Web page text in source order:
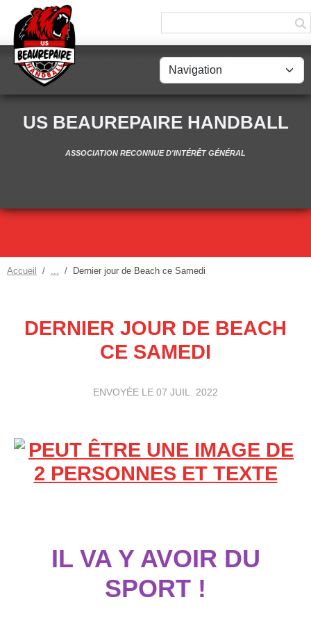
US BEAUREPAIRE HANDBALL
ASSOCIATION RECONNUE D'INTÉRÊT GÉNÉRAL
Accueil Dernier jour de Beach ce Samedi
DERNIER JOUR DE BEACH
CE SAMEDI
ENVOYÉE LE 07 JUIL. 2022
IL VA Y AVOIR DU
SPORT !
Panneau de gestion des cookies